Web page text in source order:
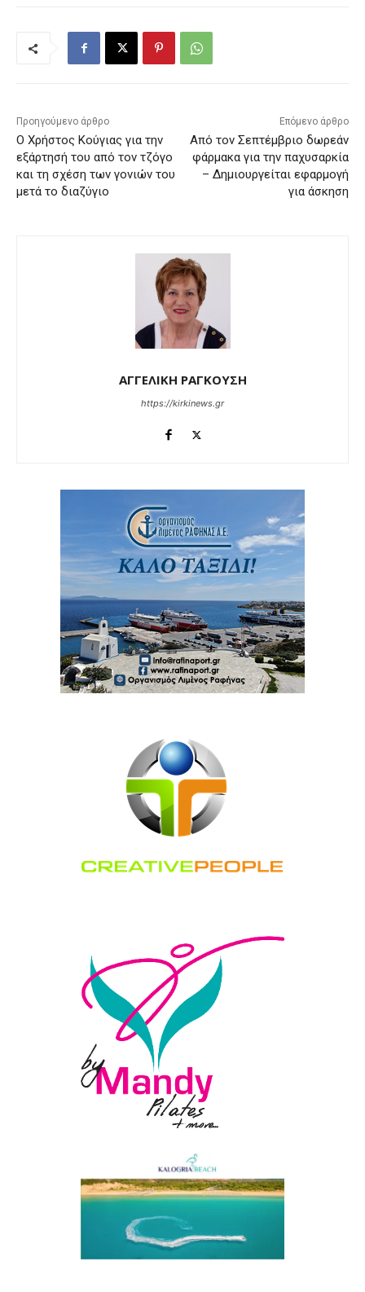
Προηγούμενο άρθρο
Ο Χρήστος Κούγιας για την
εξάρτησή του από τον τζόγο
και τη σχέση των γονιών του
μετά το διαζύγιο
Επόμενο άρθρο
Από τον Σεπτέμβριο δωρεάν
φάρμακα για την παχυσαρκία
– Δημιουργείται εφαρμογή
για άσκηση
ΑΓΓΕΛΙΚΗ ΡΑΓΚΟΥΣΗ
https://kirkinews.gr